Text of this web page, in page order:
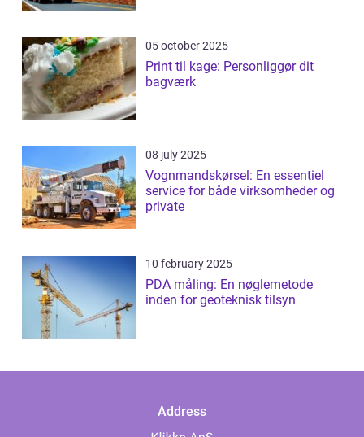
05 october 2025
Print til kage: Personliggør dit
bagværk
08 july 2025
Vognmandskørsel: En essentiel
service for både virksomheder og
private
10 february 2025
PDA måling: En nøglemetode
inden for geoteknisk tilsyn
Address